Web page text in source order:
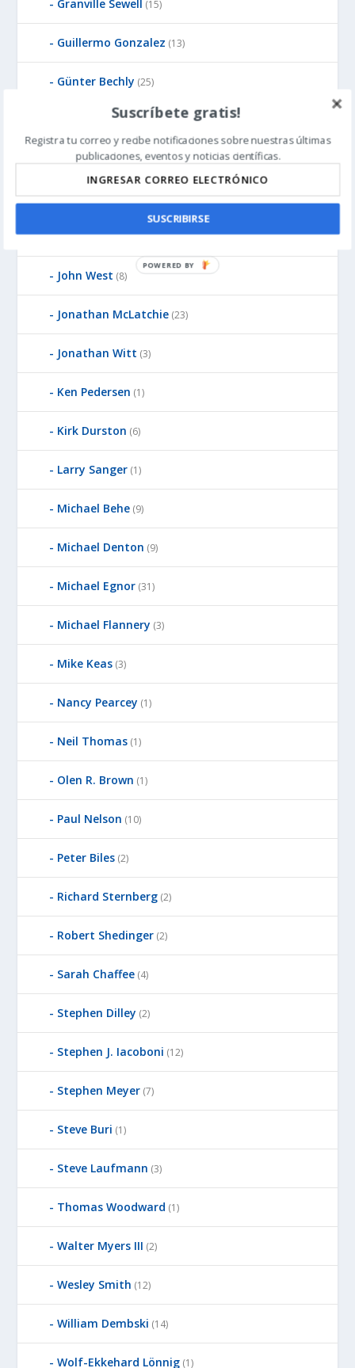
Granville Sewell (15)
Guillermo Gonzalez (13)
Günter Bechly (25)
Howard Glicksman(8)
Howard Glicksman(5)
James Gills(1)
Jean-Pierre Luminet(2)
John West (8)
Jonathan McLatchie (23)
Jonathan Witt (3)
Ken Pedersen (1)
Kirk Durston (6)
Larry Sanger (1)
Michael Behe (9)
Michael Denton (9)
Michael Egnor (31)
Michael Flannery (3)
Mike Keas (3)
Nancy Pearcey (1)
Neil Thomas (1)
Olen R. Brown (1)
Paul Nelson (10)
Peter Biles (2)
Richard Sternberg (2)
Robert Shedinger (2)
Sarah Chaffee (4)
Stephen Dilley (2)
Stephen J. Iacoboni (12)
Stephen Meyer (7)
Steve Buri (1)
Steve Laufmann (3)
Thomas Woodward (1)
Walter Myers III (2)
Wesley Smith (12)
William Dembski (14)
Wolf-Ekkehard Lönnig (1)
Suscríbete gratis!
Registra tu correo y recibe notificaciones sobre nuestras últimas
publicaciones, eventos y noticias científicas.
SUSCRIBIRSE
P
E
R
D